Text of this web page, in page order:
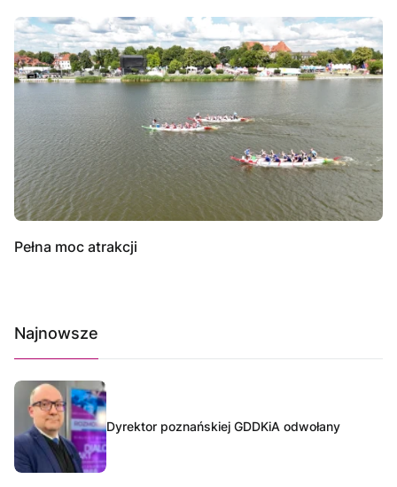
Pełna moc atrakcji
Najnowsze
Dyrektor poznańskiej GDDKiA odwołany